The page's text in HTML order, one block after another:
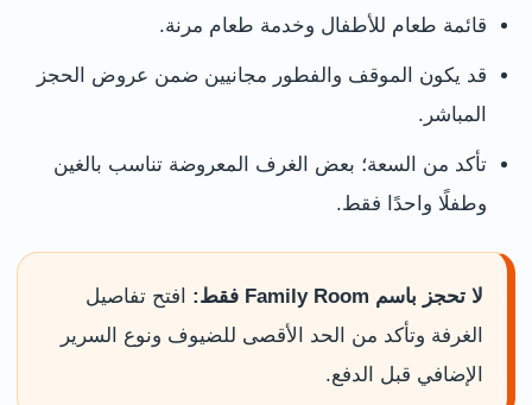
قائمة طعام للأطفال وخدمة طعام مرنة.
قد يكون الموقف والفطور مجانيين ضمن عروض الحجز
المباشر.
تأكد من السعة؛ بعض الغرف المعروضة تناسب بالغين
وطفلًا واحدًا فقط.
لا تحجز باسم Family Room فقط:
افتح تفاصيل
الغرفة وتأكد من الحد الأقصى للضيوف ونوع السرير
الإضافي قبل الدفع.